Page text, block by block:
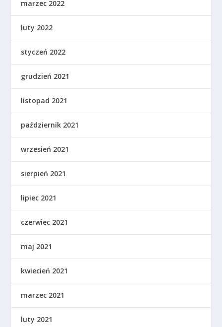
marzec 2022
luty 2022
styczeń 2022
grudzień 2021
listopad 2021
październik 2021
wrzesień 2021
sierpień 2021
lipiec 2021
czerwiec 2021
maj 2021
kwiecień 2021
marzec 2021
luty 2021